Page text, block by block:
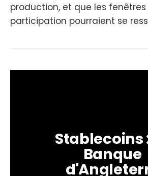
production, et que les
participation pourraient se
Stablecoins
Banque